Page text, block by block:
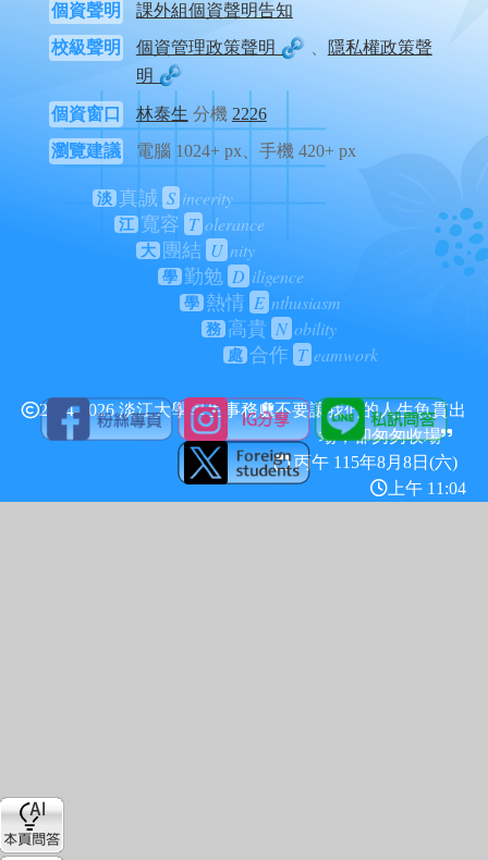
個資聲明
課外組個資聲明告知
校級聲明
個資管理政策聲明 、
隱私權政策聲
明
個資窗口 林泰生 分機 2226
瀏覽建議
電腦 1024+ px、手機 420+ px
淡 真誠 S incerity
江 寬容 T olerance
大 團結 U nity
學 勤勉 D iligence
學 熱情 E nthusiasm
務 高貴 N obility
處 合作 T eamwork
2024-2026 淡江大學學生事務處不要讓我們的人生魚貫出
場，卻匆匆收場
丙午 115年8月8日(六)
上午 11:04